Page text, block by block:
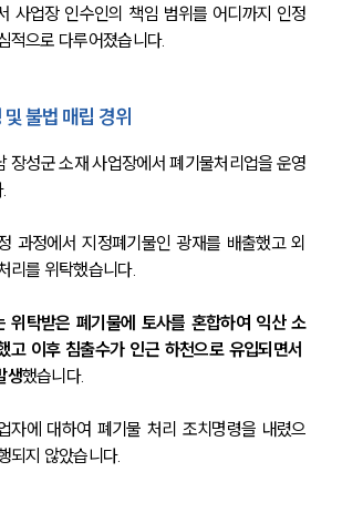
사업장 인수인의 책임 범위를 어디까지 인정
적으로 다루어졌습니다.
불법 매립 경위
장성군 소재 사업장에서 폐기물처리업을 운영
과정에서 지정폐기물인 광재를 배출했고 외
리를 위탁했습니다.
위탁받은 폐기물에 토사를 혼합하여 익산 소
고 이후 침출수가 인근 하천으로 유입되면서
생했습니다.
자에 대하여 폐기물 처리 조치명령을 내렸으
되지 않았습니다.